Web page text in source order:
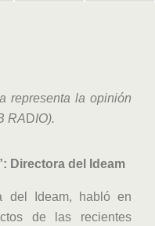
representa la opinión
RA DIO).
Directora del Ideam
del Ideam, habló en
de las recientes